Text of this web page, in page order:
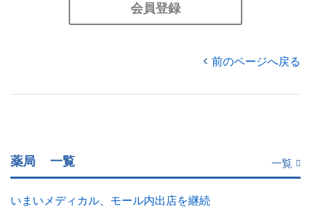
会員登録
前のページへ戻る
薬局 一覧 一覧
いまいメディカル、モール内出店を継続